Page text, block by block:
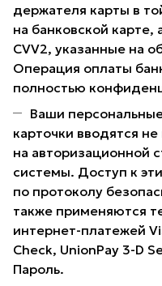
держателя карты в
на банковской карте,
CVV2, указанные на
Операция оплаты
полностью
Ваши
карточки вводятся
на авторизационной
системы. Доступ к
по протоколу
также применяются
интернет-платежей
Check, UnionPay 3-D
Пароль.